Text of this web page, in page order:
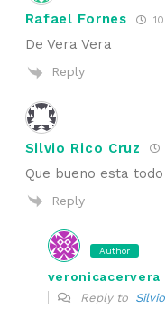
Rafael Fornes
De Vera Vera
Reply
Silvio Rico Cruz
Que bueno esta
Reply
Author
veronicacervera
Reply to